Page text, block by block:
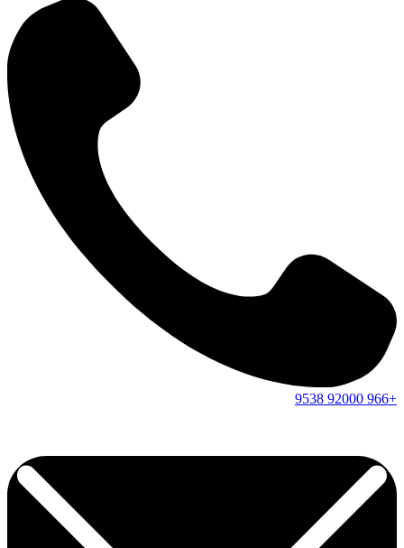
+966
92000
9538